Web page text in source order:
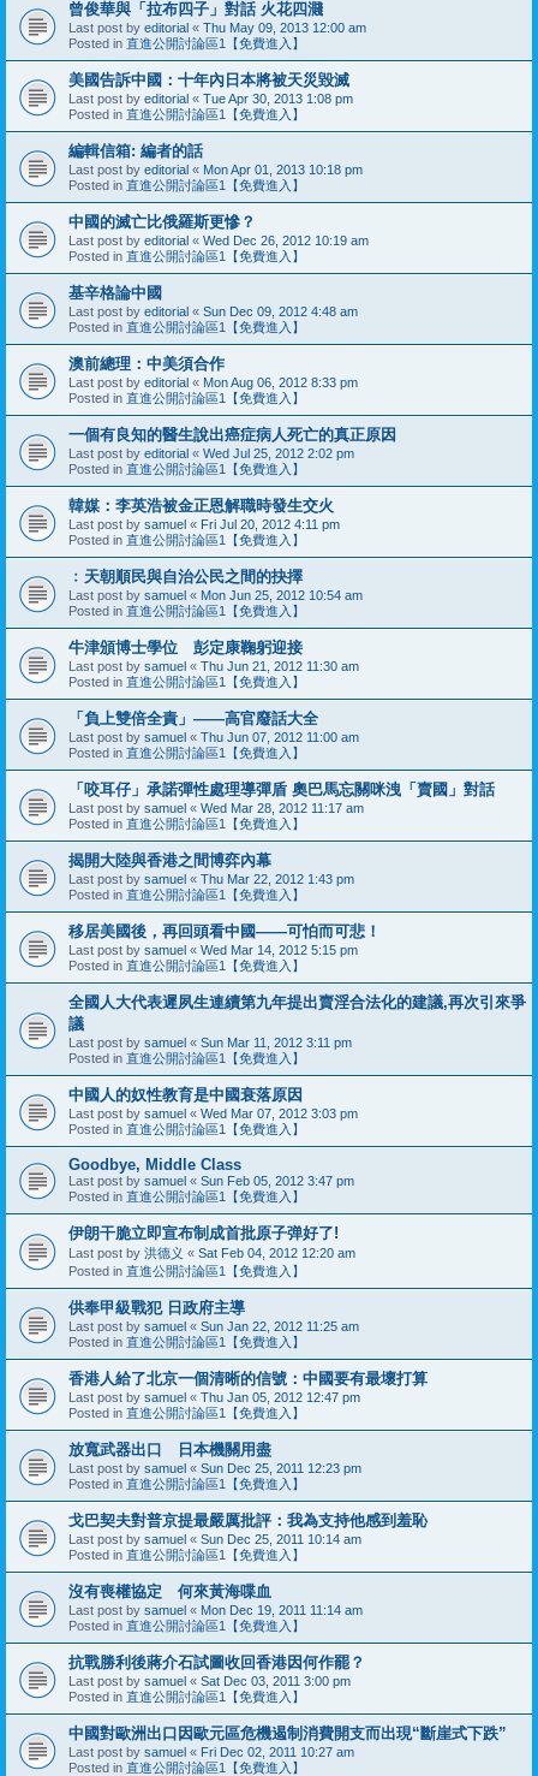
曾俊華與「拉布四子」對話 火花四濺
Last post by editorial « Thu May 09, 2013 12:00 am
Posted in 直進公開討論區1【免費進入】
美國告訴中國：十年內日本將被天災毀滅
Last post by editorial « Tue Apr 30, 2013 1:08 pm
Posted in 直進公開討論區1【免費進入】
編輯信箱: 編者的話
Last post by editorial « Mon Apr 01, 2013 10:18 pm
Posted in 直進公開討論區1【免費進入】
中國的滅亡比俄羅斯更慘？
Last post by editorial « Wed Dec 26, 2012 10:19 am
Posted in 直進公開討論區1【免費進入】
基辛格論中國
Last post by editorial « Sun Dec 09, 2012 4:48 am
Posted in 直進公開討論區1【免費進入】
澳前總理：中美須合作
Last post by editorial « Mon Aug 06, 2012 8:33 pm
Posted in 直進公開討論區1【免費進入】
一個有良知的醫生說出癌症病人死亡的真正原因
Last post by editorial « Wed Jul 25, 2012 2:02 pm
Posted in 直進公開討論區1【免費進入】
韓媒：李英浩被金正恩解職時發生交火
Last post by samuel « Fri Jul 20, 2012 4:11 pm
Posted in 直進公開討論區1【免費進入】
﹕天朝順民與自治公民之間的抉擇
Last post by samuel « Mon Jun 25, 2012 10:54 am
Posted in 直進公開討論區1【免費進入】
牛津頒博士學位 彭定康鞠躬迎接
Last post by samuel « Thu Jun 21, 2012 11:30 am
Posted in 直進公開討論區1【免費進入】
「負上雙倍全責」——高官廢話大全
Last post by samuel « Thu Jun 07, 2012 11:00 am
Posted in 直進公開討論區1【免費進入】
「咬耳仔」承諾彈性處理導彈盾 奧巴馬忘關咪洩「賣國」對話
Last post by samuel « Wed Mar 28, 2012 11:17 am
Posted in 直進公開討論區1【免費進入】
揭開大陸與香港之間博弈內幕
Last post by samuel « Thu Mar 22, 2012 1:43 pm
Posted in 直進公開討論區1【免費進入】
移居美國後，再回頭看中國——可怕而可悲！
Last post by samuel « Wed Mar 14, 2012 5:15 pm
Posted in 直進公開討論區1【免費進入】
全國人大代表遲夙生連續第九年提出賣淫合法化的建議,再次引來爭
議
Last post by samuel « Sun Mar 11, 2012 3:11 pm
Posted in 直進公開討論區1【免費進入】
中國人的奴性教育是中國衰落原因
Last post by samuel « Wed Mar 07, 2012 3:03 pm
Posted in 直進公開討論區1【免費進入】
Goodbye, Middle Class
Last post by samuel « Sun Feb 05, 2012 3:47 pm
Posted in 直進公開討論區1【免費進入】
伊朗干脆立即宣布制成首批原子弹好了!
Last post by 洪德义 « Sat Feb 04, 2012 12:20 am
Posted in 直進公開討論區1【免費進入】
供奉甲級戰犯 日政府主導
Last post by samuel « Sun Jan 22, 2012 11:25 am
Posted in 直進公開討論區1【免費進入】
香港人給了北京一個清晰的信號：中國要有最壞打算
Last post by samuel « Thu Jan 05, 2012 12:47 pm
Posted in 直進公開討論區1【免費進入】
放寬武器出口 日本機關用盡
Last post by samuel « Sun Dec 25, 2011 12:23 pm
Posted in 直進公開討論區1【免費進入】
戈巴契夫對普京提最嚴厲批評：我為支持他感到羞恥
Last post by samuel « Sun Dec 25, 2011 10:14 am
Posted in 直進公開討論區1【免費進入】
沒有喪權協定 何來黃海喋血
Last post by samuel « Mon Dec 19, 2011 11:14 am
Posted in 直進公開討論區1【免費進入】
抗戰勝利後蔣介石試圖收回香港因何作罷？
Last post by samuel « Sat Dec 03, 2011 3:00 pm
Posted in 直進公開討論區1【免費進入】
中國對歐洲出口因歐元區危機遏制消費開支而出現“斷崖式下跌”
Last post by samuel « Fri Dec 02, 2011 10:27 am
Posted in 直進公開討論區1【免費進入】